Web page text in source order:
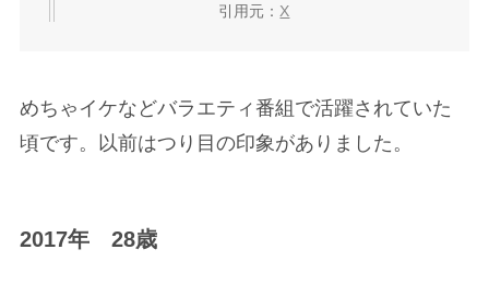
引用元： X
めちゃイケなどバラエティ番組で活躍されていた
頃です。以前はつり目の印象がありました。
2017年 28歳